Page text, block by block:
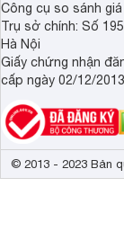
Công cụ so sánh
Trụ sở chính: Số
Hà Nội
Giấy chứng nhận
cấp ngày 02/12/2013
© 2013 - 2023 Bản